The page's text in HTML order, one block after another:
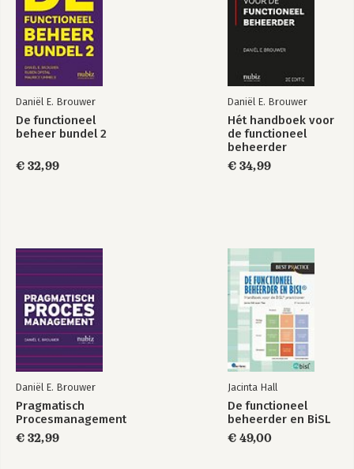
De functioneel
beheer bundel 2
Daniël E. Brouwer
De functioneel
beheer bundel 2
€ 32,99
Daniël E. Brouwer
Hét handboek voor
de functioneel
beheerder
€ 34,99
Daniël E. Brouwer
Pragmatisch
Procesmanagement
€ 32,99
Jacinta Hall
De functioneel
beheerder en BiSL
€ 49,00